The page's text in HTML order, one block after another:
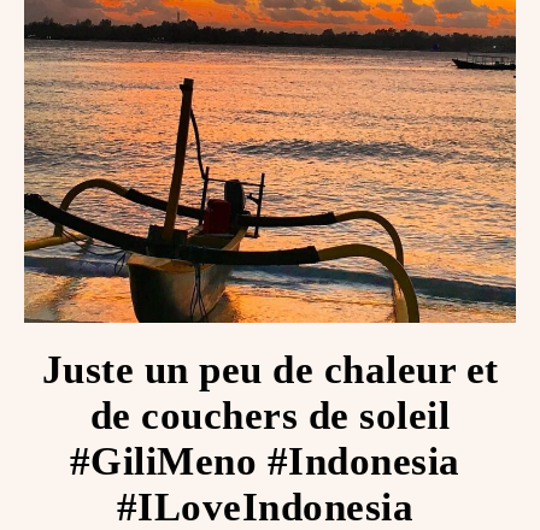
Juste un peu de chaleur et
de couchers de soleil
#GiliMeno #Indonesia ️
#ILoveIndonesia ️